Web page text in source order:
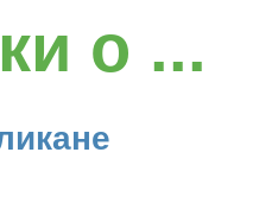
о ...